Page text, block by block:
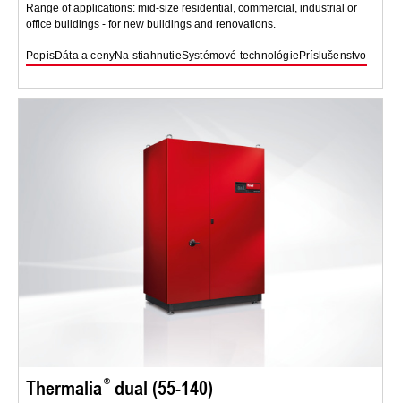
Range of applications: mid-size residential, commercial, industrial or
office buildings - for new buildings and renovations.
PopisDáta a cenyNa stiahnutieSystémové technológie Príslušenstvo
Thermalia dual (55-140)